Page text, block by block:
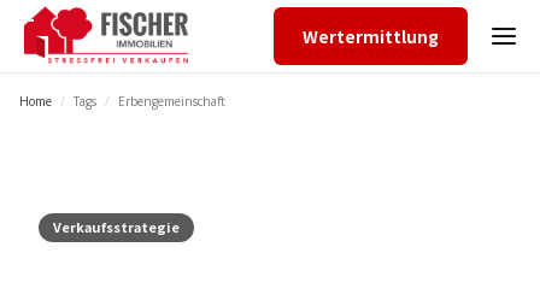
Wertermittlung
Home / Tags / Erbengemeinschaft
Verkaufsstrategie